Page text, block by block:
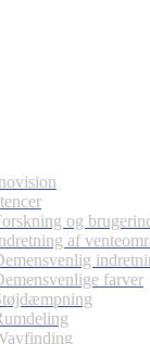
og
af
farver